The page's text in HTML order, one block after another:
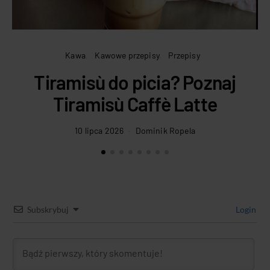
Kawa Kawowe przepisy Przepisy
Tiramisù do picia? Poznaj
Tiramisù Caffè Latte
10 lipca 2026 Dominik Ropela
Subskrybuj Login